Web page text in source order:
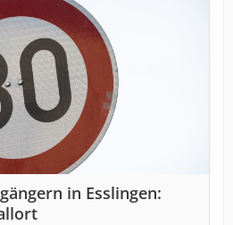
in Esslingen: